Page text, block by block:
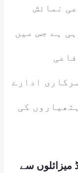
دفاعی نمائش
ہے جس میں
ادارے
کی
میزائلوں سے